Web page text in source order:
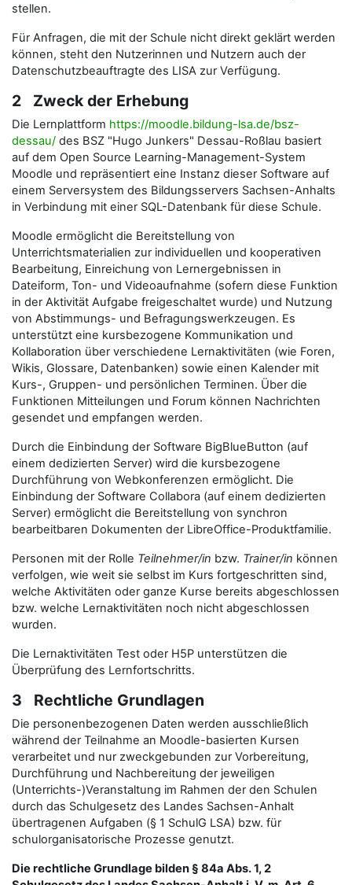
stellen.
Für Anfragen, die mit der Schule nicht direkt geklärt werden
können, steht den Nutzerinnen und Nutzern auch der
Datenschutzbeauftragte des LISA zur Verfügung.
2 Zweck der Erhebung
Die Lernplattform https://moodle.bildung-lsa.de/bsz-
dessau/ des BSZ "Hugo Junkers" Dessau-Roßlau basiert
auf dem Open Source Learning-Management-System
Moodle und repräsentiert eine Instanz dieser Software auf
einem Serversystem des Bildungsservers Sachsen-Anhalts
in Verbindung mit einer SQL-Datenbank für diese Schule.
Moodle ermöglicht die Bereitstellung von
Unterrichtsmaterialien zur individuellen und kooperativen
Bearbeitung, Einreichung von Lernergebnissen in
Dateiform, Ton- und Videoaufnahme (sofern diese Funktion
in der Aktivität Aufgabe freigeschaltet wurde) und Nutzung
von Abstimmungs- und Befragungswerkzeugen. Es
unterstützt eine kursbezogene Kommunikation und
Kollaboration über verschiedene Lernaktivitäten (wie Foren,
Wikis, Glossare, Datenbanken) sowie einen Kalender mit
Kurs-, Gruppen- und persönlichen Terminen. Über die
Funktionen Mitteilungen und Forum können Nachrichten
gesendet und empfangen werden.
Durch die Einbindung der Software BigBlueButton (auf
einem dedizierten Server) wird die kursbezogene
Durchführung von Webkonferenzen ermöglicht. Die
Einbindung der Software Collabora (auf einem dedizierten
Server) ermöglicht die Bereitstellung von synchron
bearbeitbaren Dokumenten der LibreOffice-Produktfamilie.
Personen mit der Rolle Teilnehmer/in bzw. Trainer/in können
verfolgen, wie weit sie selbst im Kurs fortgeschritten sind,
welche Aktivitäten oder ganze Kurse bereits abgeschlossen
bzw. welche Lernaktivitäten noch nicht abgeschlossen
wurden.
Die Lernaktivitäten Test oder H5P unterstützen die
Überprüfung des Lernfortschritts.
3 Rechtliche Grundlagen
Die personenbezogenen Daten werden ausschließlich
während der Teilnahme an Moodle-basierten Kursen
verarbeitet und nur zweckgebunden zur Vorbereitung,
Durchführung und Nachbereitung der jeweiligen
(Unterrichts-)Veranstaltung im Rahmen der den Schulen
durch das Schulgesetz des Landes Sachsen-Anhalt
übertragenen Aufgaben (§ 1 SchulG LSA) bzw. für
schulorganisatorische Prozesse genutzt.
Die rechtliche Grundlage bilden § 84a Abs. 1, 2